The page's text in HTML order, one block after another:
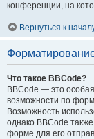
конференции, на
Вернуться к
Что такое BBCode?
BBCode — это
возможности по
Возможность
однако BBCode
форме для его